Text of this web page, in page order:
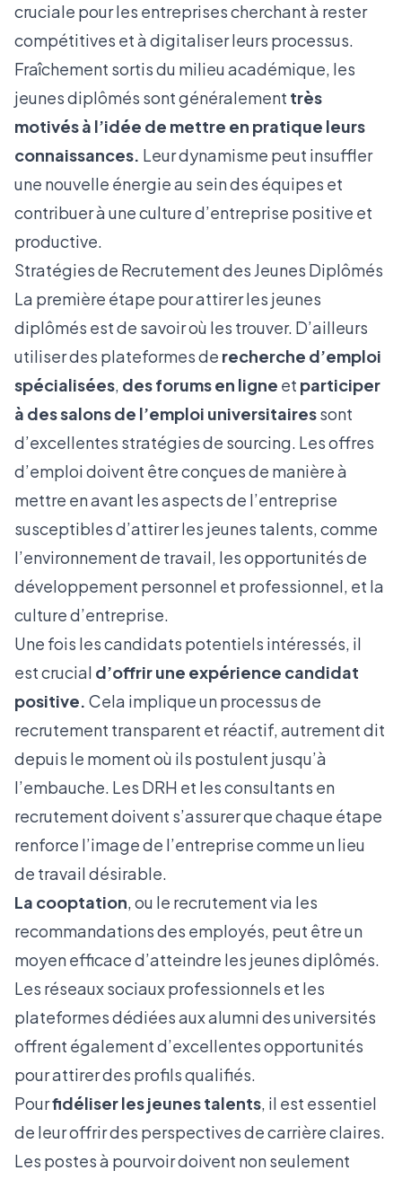
cruciale pour les entreprises cherchant à rester
compétitives et à digitaliser leurs processus.
Fraîchement sortis du milieu académique, les
jeunes diplômés sont généralement très
motivés à l’idée de mettre en pratique leurs
connaissances. Leur dynamisme peut insuffler
une nouvelle énergie au sein des équipes et
contribuer à une culture d’entreprise positive et
productive.
Stratégies de Recrutement des Jeunes Diplômés
La première étape pour attirer les jeunes
diplômés est de savoir où les trouver. D’ailleurs
utiliser des plateformes de recherche d’emploi
spécialisées, des forums en ligne et participer
à des salons de l’emploi universitairessont
d’excellentes stratégies de sourcing. Les offres
d’emploi doivent être conçues de manière à
mettre en avant les aspects de l’entreprise
susceptibles d’attirer les jeunes talents, comme
l’environnement de travail, les opportunités de
développement personnel et professionnel, et la
culture d’entreprise.
Une fois les candidats potentiels intéressés, il
est crucial d’offrir une expérience candidat
positive. Cela implique un processus de
recrutement transparent et réactif, autrement dit
depuis le moment où ils postulent jusqu’à
l’embauche. Les DRH et les consultants en
recrutement doivent s’assurer que chaque étape
renforce l’image de l’entreprise comme un lieu
de travail désirable.
La cooptation, ou le recrutement via les
recommandations des employés, peut être un
moyen efficace d’atteindre les jeunes diplômés.
Les réseaux sociaux professionnels et les
plateformes dédiées aux alumni des universités
offrent également d’excellentes opportunités
pour attirer des profils qualifiés.
Pourfidéliser les jeunes talents, il est essentiel
de leur offrir des perspectives de carrière claires.
Les postes à pourvoir doivent non seulement